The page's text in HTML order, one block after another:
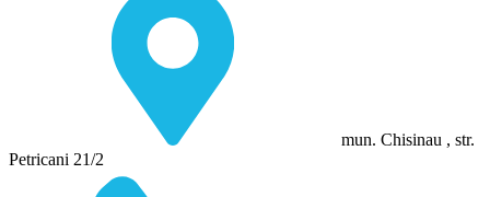
mun. Chisinau , str.
Petricani 21/2